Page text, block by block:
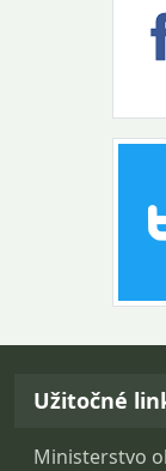
Návrat na
Užitočné
Ministerstvo